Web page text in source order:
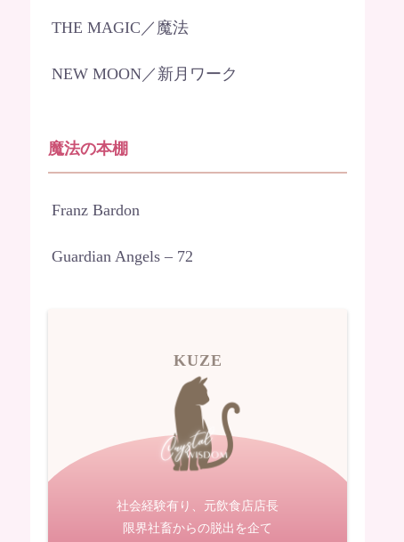
THE MAGIC／魔法
NEW MOON／新月ワーク
魔法の本棚
Franz Bardon
Guardian Angels – 72
KUZE
社会経験有り、元飲食店店長
限界社畜からの脱出を企て